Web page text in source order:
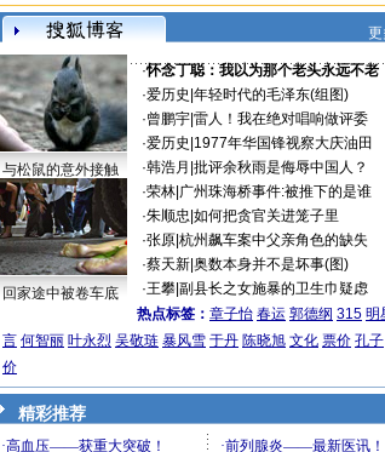
与松鼠的意外接触
回家途中被卷车底
·怀念丁聪：我以为那个老头永远不老
·爱历史 年轻时代的毛泽东(组图)
·曾鹏宇| 雷人！我在绝对唱响做评委
·爱历史 1977年华国锋视察大庆油田
·韩浩月 批评余秋雨是侮辱中国人？
·荣林| 广州珠海桥事件:被推下的是谁
·朱顺忠 如何把贪官关进笼子里
·张原| 杭州飙车案中父亲角色的缺失
·蔡天新| 奥数本身并不是坏事(图)
·王攀| 副县长之女施暴的卫生巾疑虑
热点标签： 章子怡 春运 郭德纲 315 明
言 何智丽 叶永烈 吴敬琏 暴风雪 于丹 陈晓旭 文化 票价 孔子
价
精彩推荐